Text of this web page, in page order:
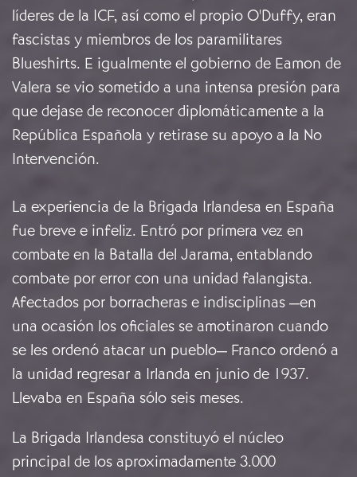
líderes de la ICF, así como el propio O'Duffy, eran
fascistas y miembros de los paramilitares
Blueshirts. E igualmente el gobierno de Eamon de
Valera se vio sometido a una intensa presión para
que dejase de reconocer diplomáticamente a la
República Española y retirase su apoyo a la No
Intervención.
La experiencia de la Brigada Irlandesa en España
fue breve e infeliz. Entró por primera vez en
combate en la Batalla del Jarama, entablando
combate por error con una unidad falangista.
Afectados por borracheras e indisciplinas —en
una ocasión los oficiales se amotinaron cuando
se les ordenó atacar un pueblo— Franco ordenó a
la unidad regresar a Irlanda en junio de 1937.
Llevaba en España sólo seis meses.
La Brigada Irlandesa constituyó el núcleo
principal de los aproximadamente 3.000